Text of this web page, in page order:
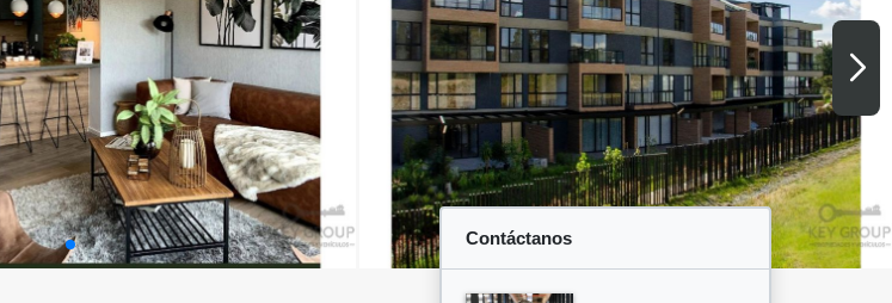
Contáctanos